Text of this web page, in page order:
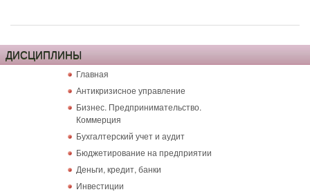
ДИСЦИПЛИНЫ
Главная
Антикризисное управление
Бизнес. Предпринимательство.
Коммерция
Бухгалтерский учет и аудит
Бюджетирование на предприятии
Деньги, кредит, банки
Инвестиции